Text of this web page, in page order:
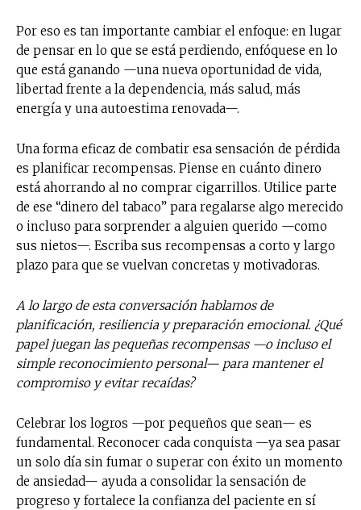
Por eso es tan importante cambiar el enfoque: en lugar
de pensar en lo que se está perdiendo, enfóquese en lo
que está ganando —una nueva oportunidad de vida,
libertad frente a la dependencia, más salud, más
energía y una autoestima renovada—.
Una forma eficaz de combatir esa sensación de pérdida
es planificar recompensas. Piense en cuánto dinero
está ahorrando al no comprar cigarrillos. Utilice parte
de ese “dinero del tabaco” para regalarse algo merecido
o incluso para sorprender a alguien querido —como
sus nietos—. Escriba sus recompensas a corto y largo
plazo para que se vuelvan concretas y motivadoras.
A lo largo de esta conversación hablamos de
planificación, resiliencia y preparación emocional. ¿Qué
papel juegan las pequeñas recompensas —o incluso el
simple reconocimiento personal— para mantener el
compromiso y evitar recaídas?
Celebrar los logros —por pequeños que sean— es
fundamental. Reconocer cada conquista —ya sea pasar
un solo día sin fumar o superar con éxito un momento
de ansiedad— ayuda a consolidar la sensación de
progreso y fortalece la confianza del paciente en sí